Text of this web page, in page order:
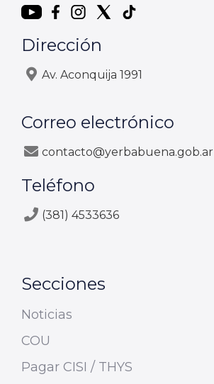
Dirección
Av. Aconquija 1991
Correo electrónico
contacto@yerbabuena.gob.ar
Teléfono
(381) 4533636
Secciones
Noticias
COU
Pagar CISI / THYS